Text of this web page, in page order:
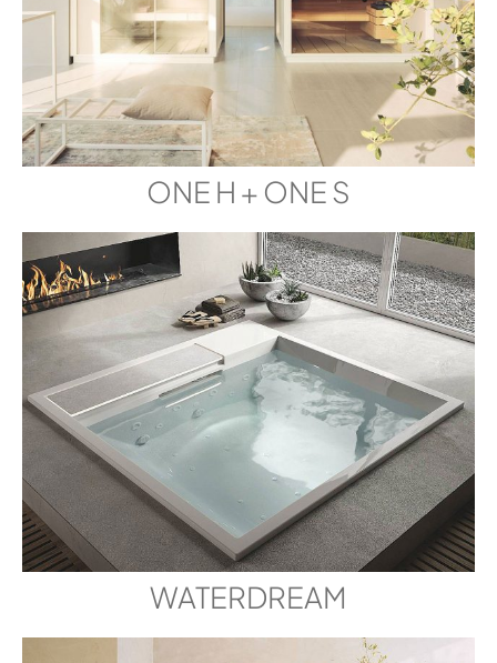
ONE H + ONE S
WATERDREAM